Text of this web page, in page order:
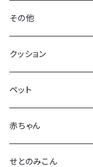
バック
拭く太郎
クッションカバー
ミニタオル
ガラスコースター
その他
牡蠣グッズ
ブックカバー（経済大学
お好みバッグ
クッション
ペット
赤ちゃん
せとのみこん